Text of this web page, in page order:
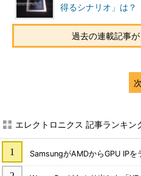
得るシナリオ」は？
過去の連載記事
エレクトロニクス 記事ランキン
SamsungがAMDからGPU IP